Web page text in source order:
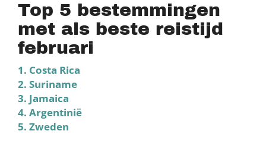
Top 5 bestemmingen
met als beste reistijd
februari
1. Costa Rica
2. Suriname
3. Jamaica
4. Argentinië
5. Zweden